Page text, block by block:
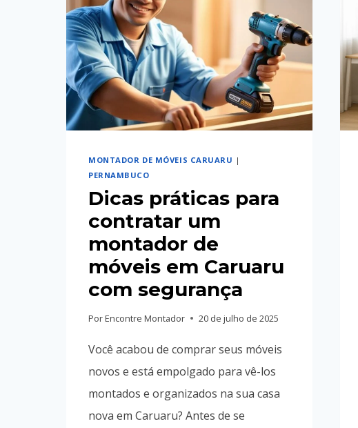
MONTADOR DE MÓVEIS CARUARU |
PERNAMBUCO
Dicas práticas para
contratar um
montador de
móveis em Caruaru
com segurança
PorEncontre Montador 20 de julho de 2025
Você acabou de comprar seus móveis
novos e está empolgado para vê-los
montados e organizados na sua casa
nova em Caruaru? Antes de se